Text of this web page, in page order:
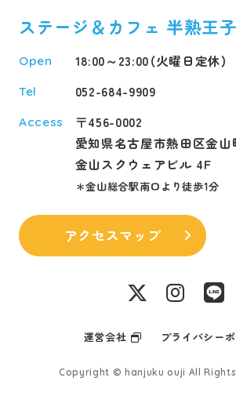
ステージ＆カフェ 半熟王子
Open 18:00～23:00（火曜日定休）
Tel 052-684-9909
Access
〒456-0002
愛知県名古屋市熱田区金山
金山スクウェアビル 4F
＊金山総合駅南口より徒歩1分
アクセスマップ
運営会社 プライバシー
Copyright © hanjuku ouji All